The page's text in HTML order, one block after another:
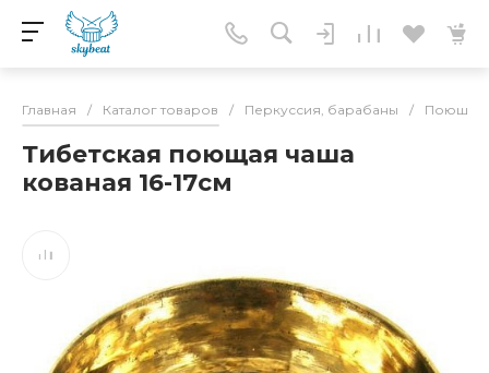
Главная / Каталог товаров / Перкуссия, барабаны / Поющие
Тибетская поющая чаша
кованая 16-17см